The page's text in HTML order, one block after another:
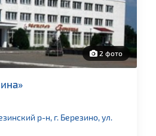
2 фото
р-н, г. Березино, ул.